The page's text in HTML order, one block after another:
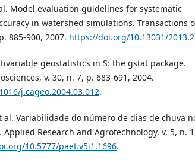
Model evaluation guidelines for systematic
in watershed simulations. Transactions
885-900, 2007. https://doi.org/10.13031/
geostatistics in S: the gstat package.
v. 30, n. 7, p. 683-691, 2004.
j.cageo.2004.03.012.
al. Variabilidade do número de dias de chuva
Applied Research and Agrotechnology, v. 5, n.
10.5777/paet.v5i1.1696.